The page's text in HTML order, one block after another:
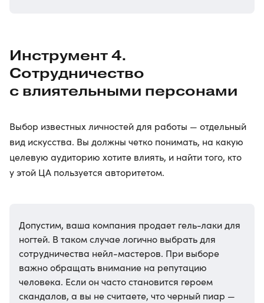
Инструмент 4.
Сотрудничество
с влиятельными персонами
Выбор известных личностей для работы — отдельный
вид искусства. Вы должны четко понимать, на какую
целевую аудиторию хотите влиять, и найти того, кто
у этой ЦА пользуется авторитетом.
Допустим, ваша компания продает гель-лаки для
ногтей. В таком случае логично выбрать для
сотрудничества нейл-мастеров. При выборе
важно обращать внимание на репутацию
человека. Если он часто становится героем
скандалов, а вы не считаете, что черный пиар —